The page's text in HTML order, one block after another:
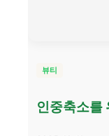
뷰티
인중축소를